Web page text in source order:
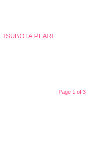
TSUBOTA PEARL
Page 1 of 3